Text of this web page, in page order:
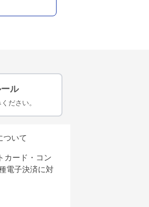
ル
ださい。
ついて
カード・コン
電子決済に対